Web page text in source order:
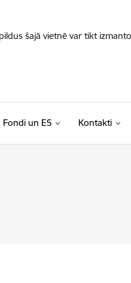
šajā vietnē var tikt
Fondi un ES Kontakti